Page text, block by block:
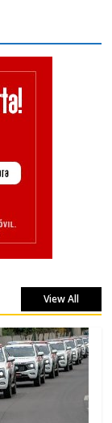
View All